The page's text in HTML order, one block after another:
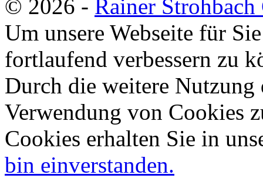
© 2026 - Rainer
Um unsere Webseite für
fortlaufend verbessern zu
Durch die weitere Nutzung
Verwendung von Cookies
Cookies erhalten Sie in
bin einverstanden.